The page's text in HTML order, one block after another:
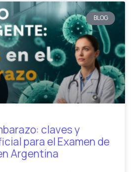
BLOG
claves y
para el Examen de
Argentina